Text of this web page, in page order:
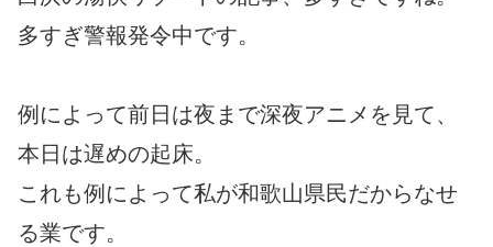
多すぎ警報発令中です。
例によって前日は夜まで深夜アニメを見て、
本日は遅めの起床。
これも例によって私が和歌山県民だからなせ
る業です。